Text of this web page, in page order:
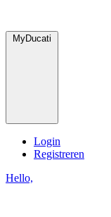
MyDucati
Login
Registreren
Hello,